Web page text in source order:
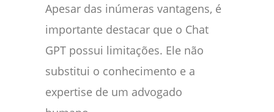
Apesar das inúmeras vantagens, é
importante destacar que o Chat
GPT possui limitações. Ele não
substitui o conhecimento e a
expertise de um advogado